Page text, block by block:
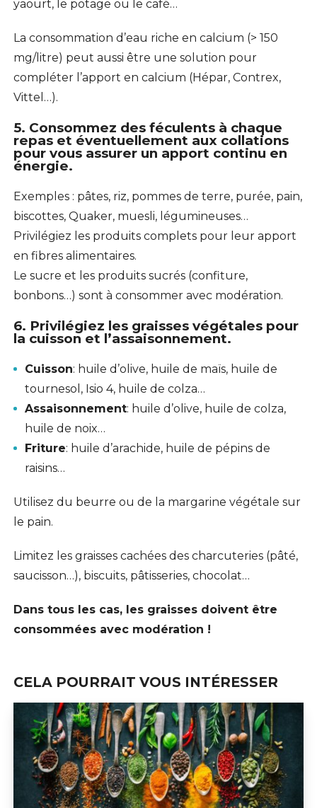
yaourt, le potage ou le café…
La consommation d’eau riche en calcium (> 150
mg/litre) peut aussi être une solution pour
compléter l’apport en calcium (Hépar, Contrex,
Vittel…).
5. Consommez des féculents à chaque
repas et éventuellement aux collations
pour vous assurer un apport continu en
énergie.
Exemples : pâtes, riz, pommes de terre, purée, pain,
biscottes, Quaker, muesli, légumineuses…
Privilégiez les produits complets pour leur apport
en fibres alimentaires.
Le sucre et les produits sucrés (confiture,
bonbons…) sont à consommer avec modération.
6. Privilégiez les graisses végétales pour
la cuisson et l’assaisonnement.
Cuisson: huile d’olive, huile de maïs, huile de
tournesol, Isio 4, huile de colza…
Assaisonnement: huile d’olive, huile de colza,
huile de noix…
Friture: huile d’arachide, huile de pépins de
raisins…
Utilisez du beurre ou de la margarine végétale sur
le pain.
Limitez les graisses cachées des charcuteries (pâté,
saucisson…), biscuits, pâtisseries, chocolat…
Dans tous les cas, les graisses doivent être
consommées avec modération !
CELA POURRAIT VOUS INTÉRESSER